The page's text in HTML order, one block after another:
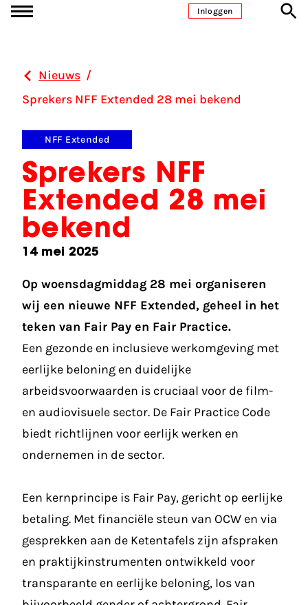
Ga naar inhoudInloggen
Nieuws /
Sprekers NFF Extended 28 mei bekend
NFF Extended
Sprekers NFF
Extended 28 mei
bekend
14 mei 2025
Op woensdagmiddag 28 mei organiseren
wij een nieuwe NFF Extended, geheel in het
teken van Fair Pay en Fair Practice.
Een gezonde en inclusieve werkomgeving met
eerlijke beloning en duidelijke
arbeidsvoorwaarden is cruciaal voor de film-
en audiovisuele sector. De Fair Practice Code
biedt richtlijnen voor eerlijk werken en
ondernemen in de sector.
Een kernprincipe is Fair Pay, gericht op eerlijke
betaling. Met financiële steun van OCW en via
gesprekken aan de Ketentafels zijn afspraken
en praktijkinstrumenten ontwikkeld voor
transparante en eerlijke beloning, los van